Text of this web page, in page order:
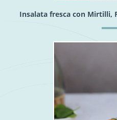
Insalata fresca con Mirtilli,